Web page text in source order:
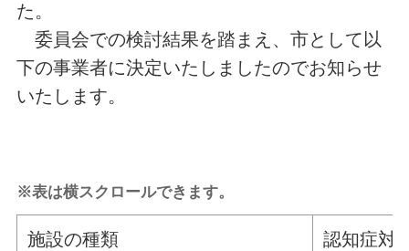
た。
委員会での検討結果を踏まえ、市として以
下の事業者に決定いたしましたのでお知らせ
いたします。
※表は横スクロールできます。
施設の種類 認知症対